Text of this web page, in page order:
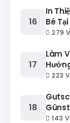
In
Bé
279
Làm
223
143